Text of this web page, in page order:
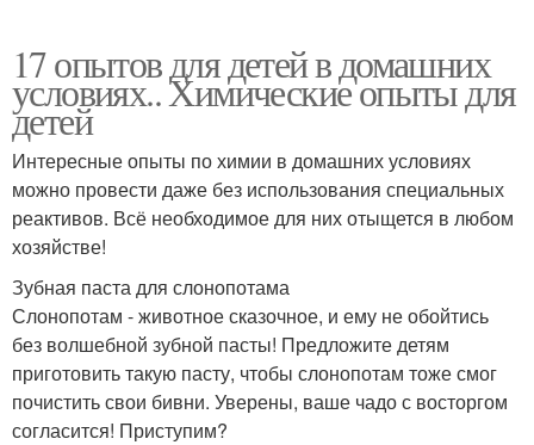
17 опытов для детей в домашних
условиях.. Химические опыты для
детей
Интересные опыты по химии в домашних условиях
можно провести даже без использования специальных
реактивов. Всё необходимое для них отыщется в любом
хозяйстве!
Зубная паста для слонопотама
Слонопотам - животное сказочное, и ему не обойтись
без волшебной зубной пасты! Предложите детям
приготовить такую пасту, чтобы слонопотам тоже смог
почистить свои бивни. Уверены, ваше чадо с восторгом
согласится! Приступим?